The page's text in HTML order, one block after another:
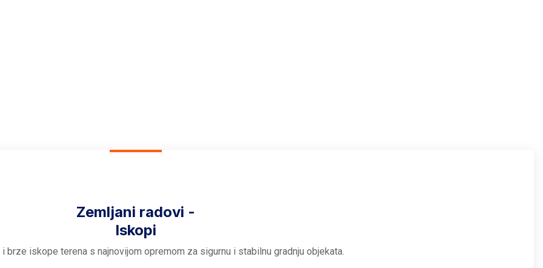
Zemljani radovi -
Iskopi
brze iskope terena s najnovijom opremom za sigurnu i stabilnu gradnju objekata.